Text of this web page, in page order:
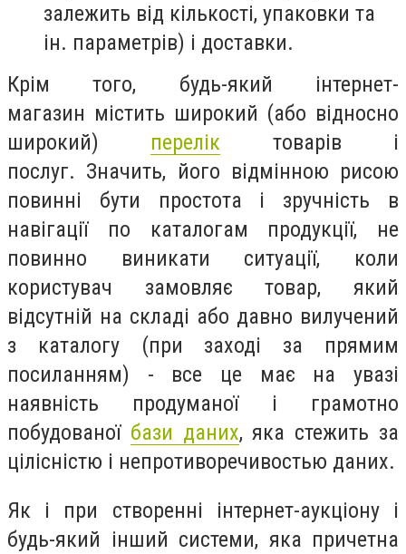
залежить від кількості, упаковки та
ін. параметрів) і доставки.
Крім того, будь-який інтернет-
магазин містить широкий (або відносно
широкий) перелік товарів і
послуг. Значить, його відмінною рисою
повинні бути простота і зручність в
навігації по каталогам продукції, не
повинно виникати ситуації, коли
користувач замовляє товар, який
відсутній на складі або давно вилучений
з каталогу (при заході за прямим
посиланням) - все це має на увазі
наявність продуманої і грамотно
побудованої бази даних, яка стежить за
цілісністю і непротиворечивостью даних.
Як і при створенні інтернет-аукціону і
будь-який інший системи, яка причетна